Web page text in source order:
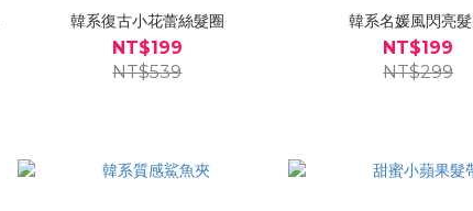
韓系復古小花蕾絲髮圈
NT$199
NT$539
韓系名媛風閃亮
NT$199
NT$299